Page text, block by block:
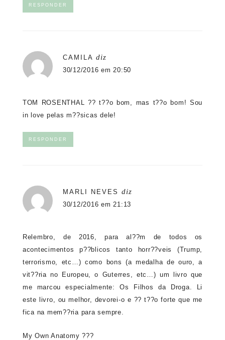
RESPONDER
CAMILA diz
30/12/2016 em 20:50
TOM ROSENTHAL ?? t??o bom, mas t??o bom! Sou
in love pelas m??sicas dele!
RESPONDER
MARLI NEVES diz
30/12/2016 em 21:13
Relembro, de 2016, para al??m de todos os
acontecimentos p??blicos tanto horr??veis (Trump,
terrorismo, etc…) como bons (a medalha de ouro, a
vit??ria no Europeu, o Guterres, etc…) um livro que
me marcou especialmente: Os Filhos da Droga. Li
este livro, ou melhor, devorei-o e ?? t??o forte que me
fica na mem??ria para sempre.
My Own Anatomy ???